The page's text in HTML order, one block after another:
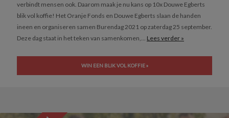
verbindt mensen ook. Daarom maak je nu kans op 10x Douwe Egberts
blik vol koffie! Het Oranje Fonds en Douwe Egberts slaan de handen
ineen en organiseren samen Burendag 2021 op zaterdag 25 september.
Deze dag staat in het teken van samenkomen,... Lees verder »
WIN EEN BLIK VOL KOFFIE »